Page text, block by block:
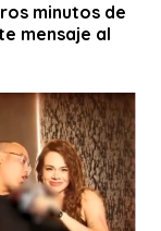
minutos de
mensaje al